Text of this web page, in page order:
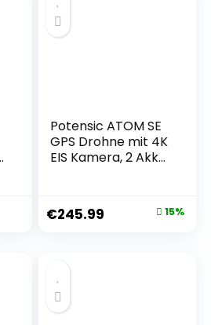
Flugzeit,
zentimetergenauer
Potensic ATOM SE
GPS Drohne mit 4K
EIS Kamera, 2 Akkus
4KM FPV
Übertragung,
Me/autom.
Rückkehr, für
Anfänger
Erwachsene
€245.99 15%